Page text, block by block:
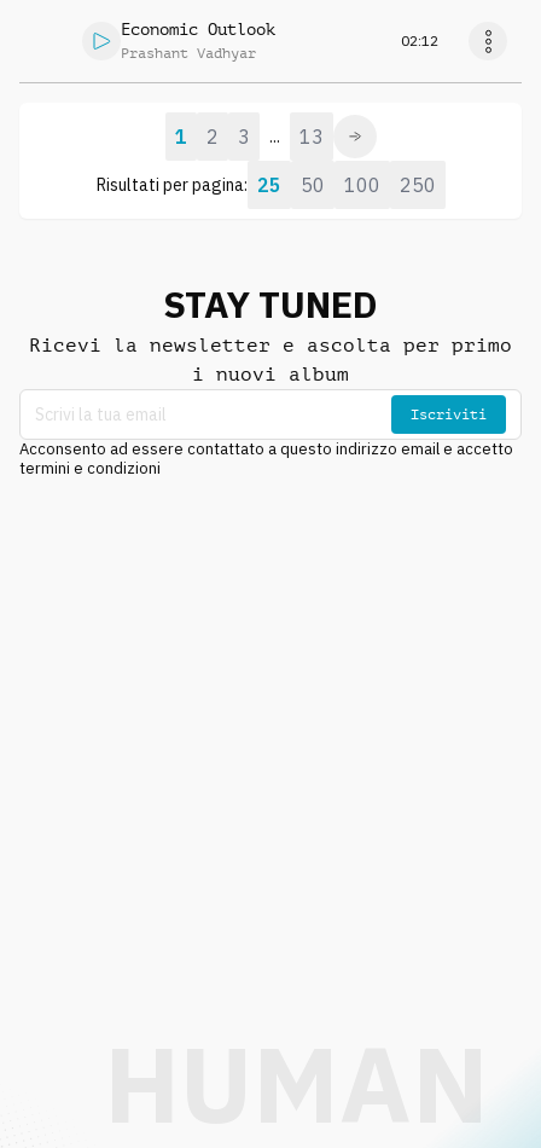
Economic Outlook
Prashant Vadhyar
02:12
Risultati per pagina: 25 50 100 250
1 2 3 ... 13
STAY TUNED
Ricevi la newsletter e ascolta per primo
i nuovi album
Iscriviti
Acconsento ad essere contattato a questo indirizzo email e accetto
termini e condizioni